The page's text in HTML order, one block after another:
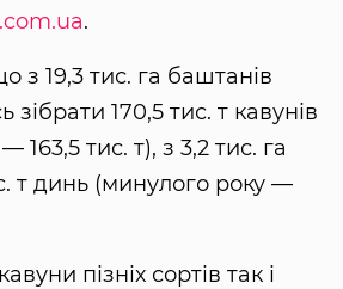
.
з 19,3 тис. га баштанів
зібрати 170,5 тис. т кавунів
163,5 тис. т), з 3,2 тис. га
т динь (минулого року —
пізніх сортів так і